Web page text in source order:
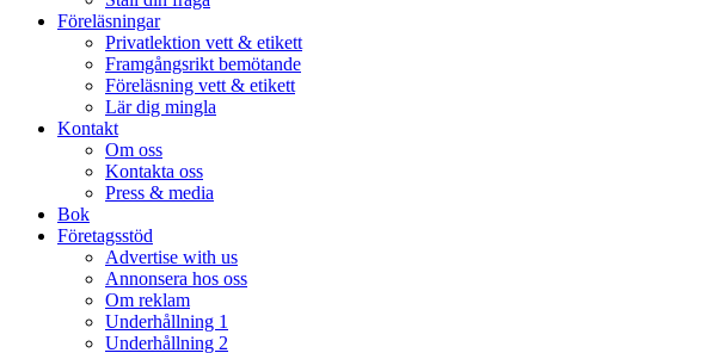
Föreläsningar
Privatlektion vett & etikett
Framgångsrikt bemötande
Föreläsning vett & etikett
Lär dig mingla
Kontakt
Om oss
Kontakta oss
Press & media
Bok
Företagsstöd
Advertise with us
Annonsera hos oss
Om reklam
Underhållning 1
Underhållning 2